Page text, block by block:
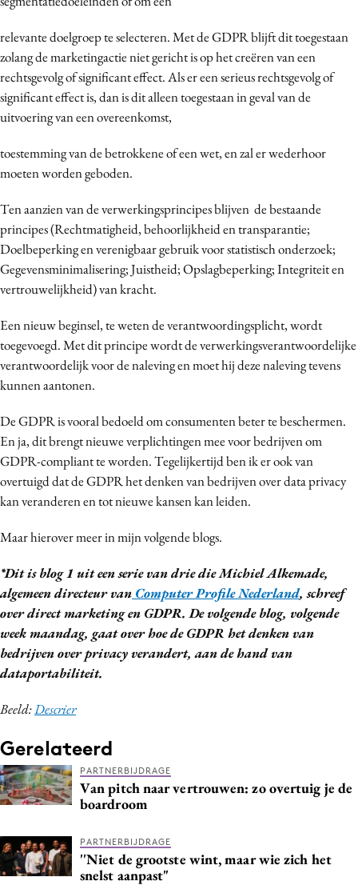
relevante doelgroep te selecteren. Met de GDPR blijft dit toegestaan
zolang de marketingactie niet gericht is op het creëren van een
rechtsgevolg of significant effect. Als er een serieus rechtsgevolg of
significant effect is, dan is dit alleen toegestaan in geval van de
uitvoering van een overeenkomst,
toestemming van de betrokkene of een wet, en zal er wederhoor
moeten worden geboden.
Ten aanzien van de verwerkingsprincipes blijven de bestaande
principes (Rechtmatigheid, behoorlijkheid en transparantie;
Doelbeperking en verenigbaar gebruik voor statistisch onderzoek;
Gegevensminimalisering; Juistheid; Opslagbeperking; Integriteit en
vertrouwelijkheid) van kracht.
Een nieuw beginsel, te weten de verantwoordingsplicht, wordt
toegevoegd. Met dit principe wordt de verwerkingsverantwoordelijke
verantwoordelijk voor de naleving en moet hij deze naleving tevens
kunnen aantonen.
De GDPR is vooral bedoeld om consumenten beter te beschermen.
En ja, dit brengt nieuwe verplichtingen mee voor bedrijven om
GDPR-compliant te worden. Tegelijkertijd ben ik er ook van
overtuigd dat de GDPR het denken van bedrijven over data privacy
kan veranderen en tot nieuwe kansen kan leiden.
Maar hierover meer in mijn volgende blogs.
*Dit is blog 1 uit een serie van drie die Michiel Alkemade,
algemeen directeur van Computer Profile Nederland, schreef
over direct marketing en GDPR. De volgende blog, volgende
week maandag, gaat over hoe de GDPR het denken van
bedrijven over privacy verandert, aan de hand van
dataportabiliteit.
Beeld:Descrier
Gerelateerd
PARTNERBIJDRAGE
Van pitch naar vertrouwen: zo overtuig je de
boardroom
PARTNERBIJDRAGE
''Niet de grootste wint, maar wie zich het
snelst aanpast"